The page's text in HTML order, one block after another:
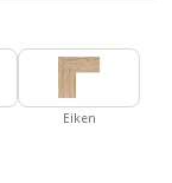
Eiken